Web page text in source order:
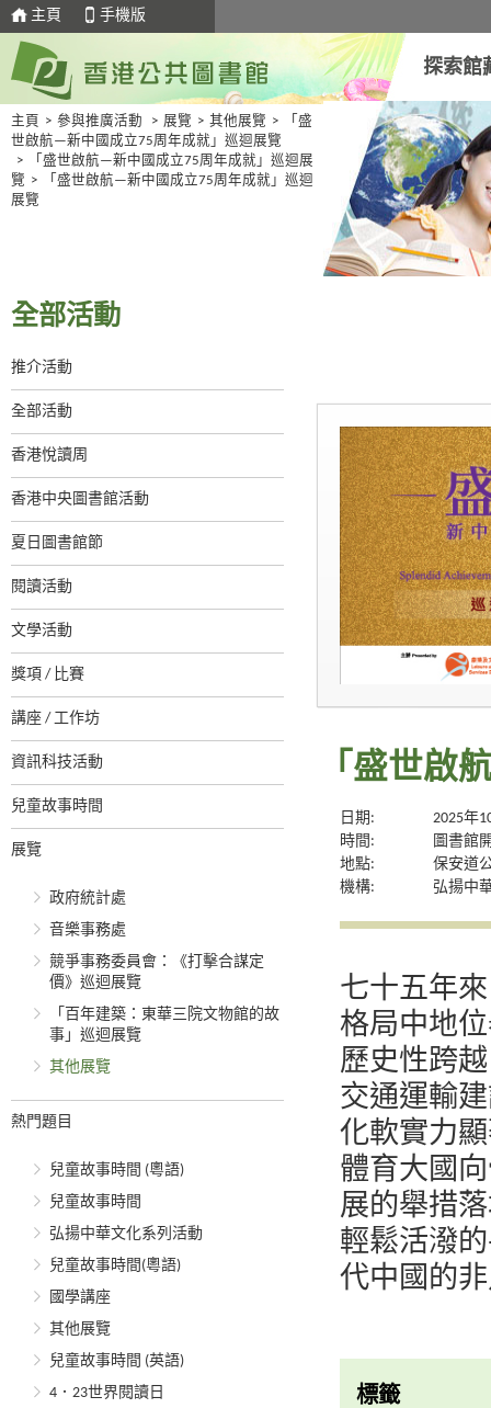
主頁 手機版
探索館
主頁 > 參與推廣活動 > 展覽 > 其他展覽 >
「盛
世啟航—新中國成立75周年成就」巡迴展覽
>
「盛世啟航—新中國成立75周年成就」巡迴展
覽 >
「盛世啟航—新中國成立75周年成就」巡迴
展覽
全部活動
推介活動
全部活動
香港悅讀周
香港中央圖書館活動
夏日圖書館節
閱讀活動
文學活動
獎項 / 比賽
講座 / 工作坊
資訊科技活動
兒童故事時間
展覽
政府統計處
音樂事務處
競爭事務委員會：《打擊合謀定
價》巡迴展覽
「百年建築：東華三院文物館的故
事」巡迴展覽
其他展覽
熱門題目
兒童故事時間 (粵語)
兒童故事時間
弘揚中華文化系列活動
兒童故事時間(粵語)
國學講座
其他展覽
兒童故事時間 (英語)
4．23世界閱讀日
「盛世啟
日期:
2025年
時間:
圖書館
地點:
保安道
機構:
弘揚中
七十五年
格局中地
歷史性跨
交通運輸
化軟實力
體育大國
展的舉措
輕鬆活潑
代中國的
標籤